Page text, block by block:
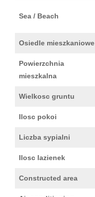
Sea / Beach
Osiedle mieszkaniowe
Powierzchnia
mieszkalna
Wielkosc gruntu
Ilosc pokoi
Liczba sypialni
Ilosc lazienek
Constructed area